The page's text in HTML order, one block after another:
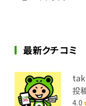
最新クチコミ
投
4.0